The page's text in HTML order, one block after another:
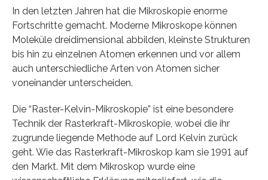
In den letzten Jahren hat die Mikroskopie enorme
Fortschritte gemacht. Moderne Mikroskope können
Moleküle dreidimensional abbilden, kleinste Strukturen
bis hin zu einzelnen Atomen erkennen und vor allem
auch unterschiedliche Arten von Atomen sicher
voneinander unterscheiden.
Die “Raster-Kelvin-Mikroskopie” ist eine besondere
Technik der Rasterkraft-Mikroskopie, wobei die ihr
zugrunde liegende Methode auf Lord Kelvin zurück
geht. Wie das Rasterkraft-Mikroskop kam sie 1991 auf
den Markt. Mit dem Mikroskop wurde eine